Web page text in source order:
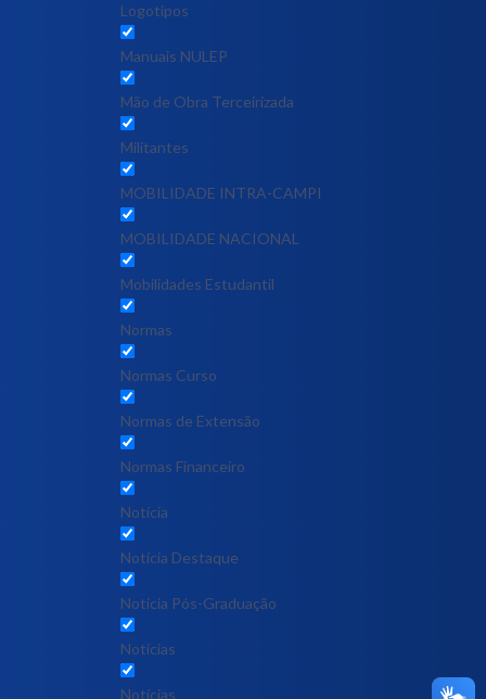
Logotipos
Manuais NULEP
Mão de Obra Terceirizada
Militantes
MOBILIDADE INTRA-CAMPI
MOBILIDADE NACIONAL
Mobilidades Estudantil
Normas
Normas Curso
Normas de Extensão
Normas Financeiro
Notícia
Notícia Destaque
Noticia Pós-Graduação
Notícias
Notícias